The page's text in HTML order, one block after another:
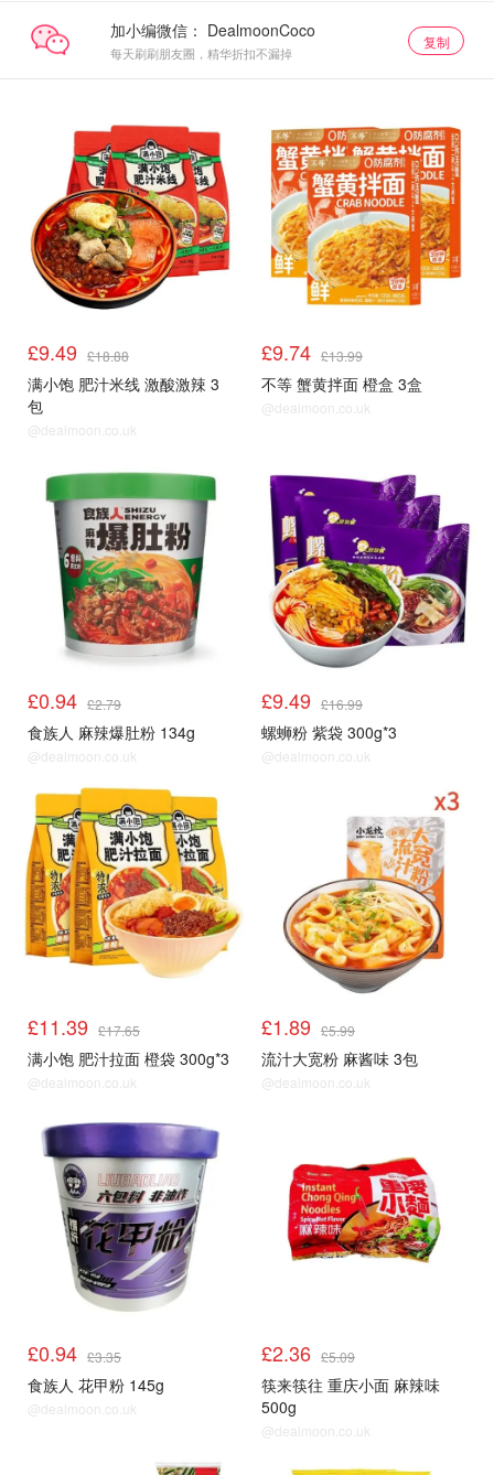
加小编微信：
每天刷刷朋友圈，精华折扣不漏掉
复制
£9.49 £18.88
满小饱 肥汁米线 激酸激辣 3
包
@dealmoon.co.uk
£9.74 £13.99
不等 蟹黄拌面 橙盒 3盒
@dealmoon.co.uk
£0.94 £2.79
食族人 麻辣爆肚粉 134g
@dealmoon.co.uk
£9.49 £16.99
螺蛳粉 紫袋 300g*3
@dealmoon.co.uk
£11.39 £17.65
满小饱 肥汁拉面 橙袋 300g*3
@dealmoon.co.uk
£1.89 £5.99
流汁大宽粉 麻酱味 3包
@dealmoon.co.uk
£0.94 £3.35
食族人 花甲粉 145g
@dealmoon.co.uk
£2.36 £5.09
筷来筷往 重庆小面 麻辣味
500g
@dealmoon.co.uk